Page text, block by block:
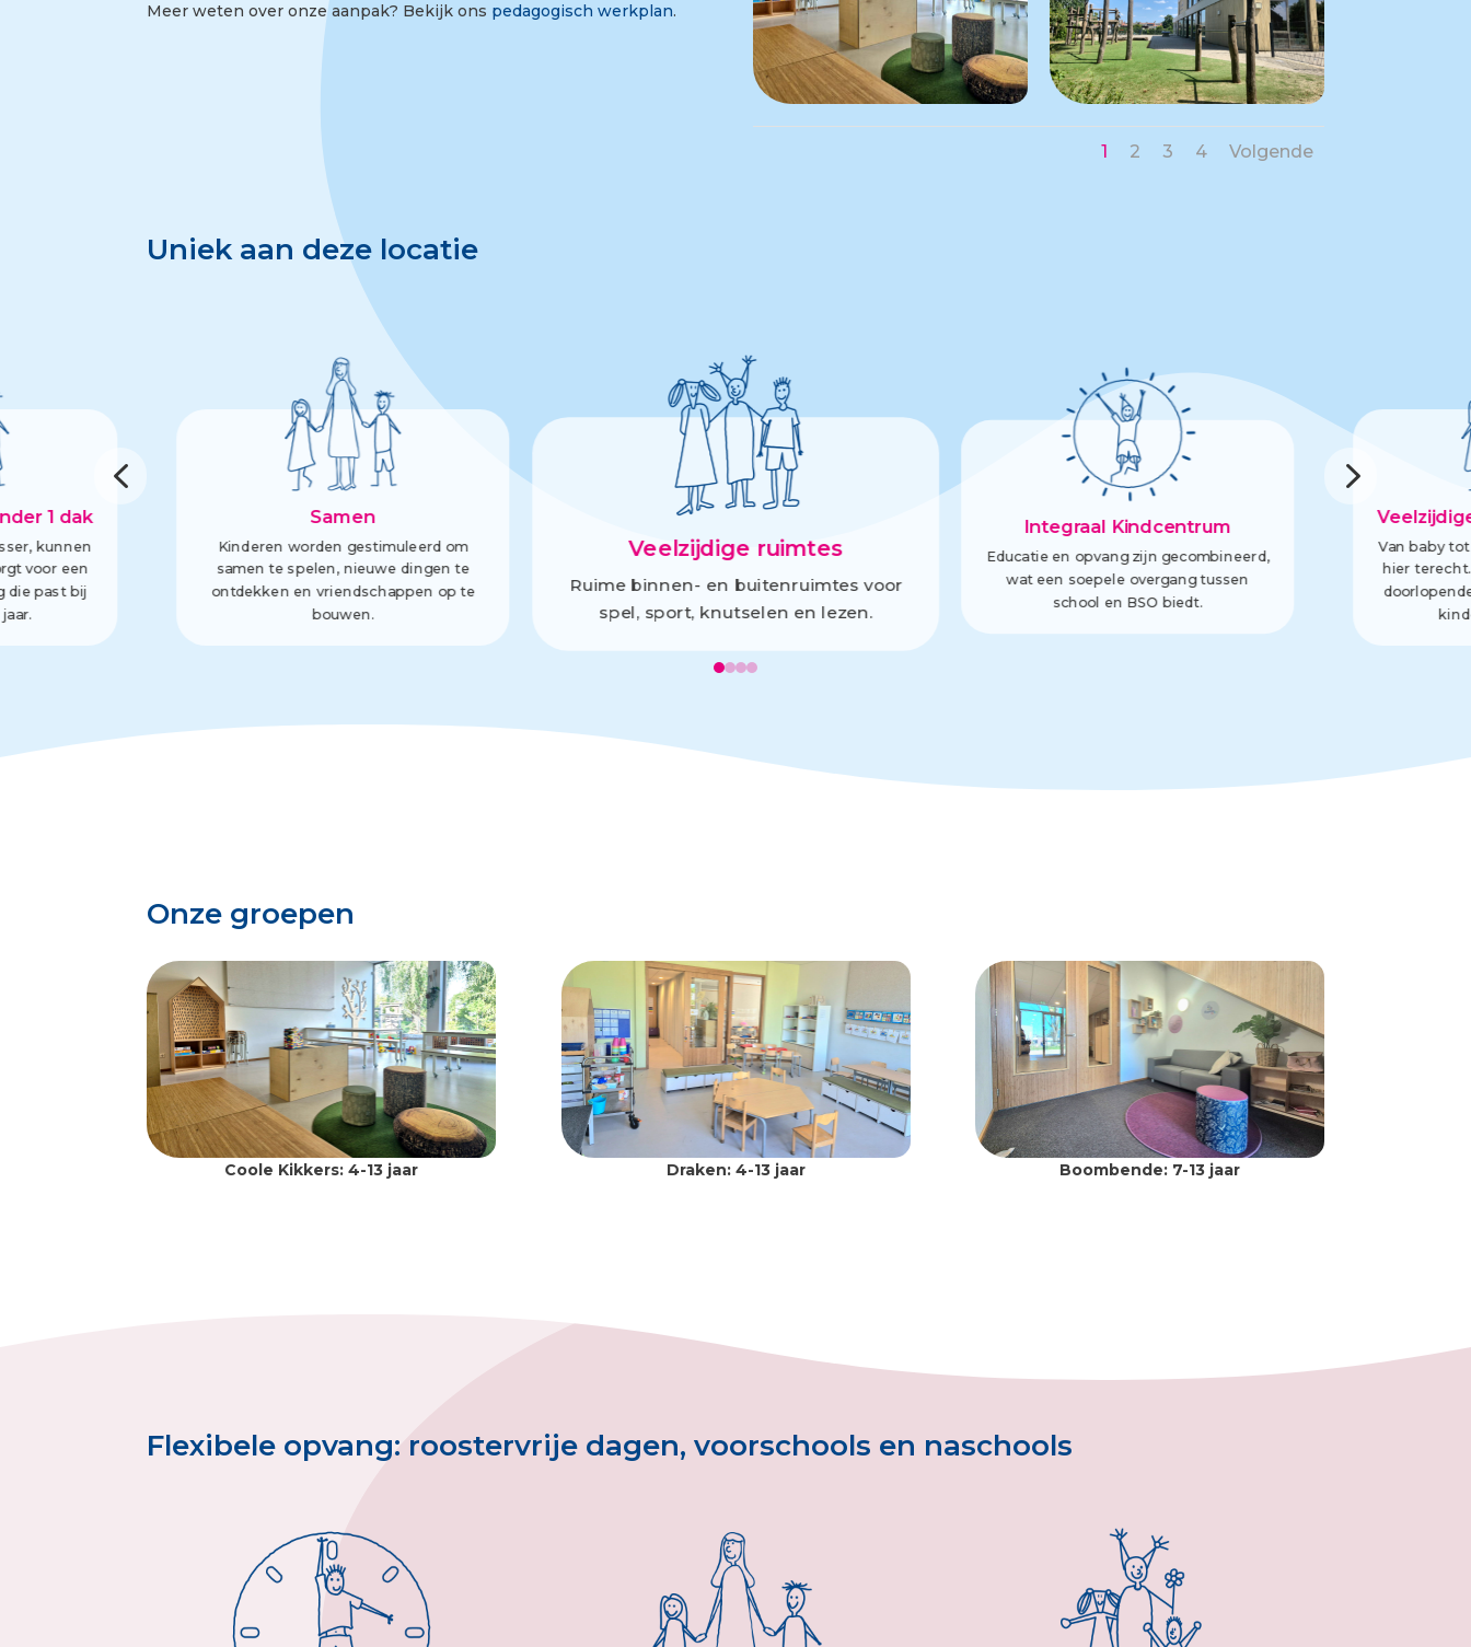
Meer weten over onze aanpak? Bekijk ons pedagogisch werkplan.
1 2 3 4 Volgende
Uniek aan deze locatie
1 dak
kunnen
voor een
die past bij
Samen
Kinderen worden gestimuleerd om
samen te spelen, nieuwe dingen te
ontdekken en vriendschappen op te
bouwen.
Veelzijdige ruimtes
Ruime binnen- en buitenruimtes voor
spel, sport, knutselen en lezen.
Integraal Kindcentrum
Educatie en opvang zijn gecombineerd,
wat een soepele overgang tussen
school en BSO biedt.
Van baby
hier
4 5
Onze groepen
Coole Kikkers: 4-13 jaar Draken: 4-13 jaar Boombende: 7-13 jaar
Flexibele opvang: roostervrije dagen, voorschools en naschools